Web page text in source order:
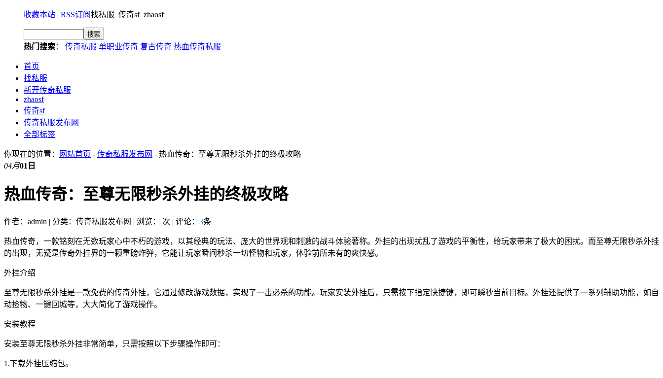
收藏本站 | RSS订阅找私服_传奇sf_zhaosf
热门搜索： 传奇私服 单职业传奇 复古传奇 热血传奇私服
首页
找私服
新开传奇私服
zhaosf
传奇sf
传奇私服发布网
全部标签
你现在的位置： 网站首页 - 传奇私服发布网 - 热血传奇：至尊无限秒杀外挂的终极攻略
04月01日
热血传奇：至尊无限秒杀外挂的终极攻略
作者：admin | 分类：传奇私服发布网 | 浏览： 次 | 评论： 3条
热血传奇，一款铭刻在无数玩家心中不朽的游戏，以其经典的玩法、庞大的世界观和刺激的战斗体验著称。外挂的出现扰乱了游戏的平衡性，给玩家带来了极大的困扰。而至尊无限秒杀外挂
的出现，无疑是传奇外挂界的一颗重磅炸弹，它能让玩家瞬间秒杀一切怪物和玩家，体验前所未有的爽快感。
外挂介绍
至尊无限秒杀外挂是一款免费的传奇外挂，它通过修改游戏数据，实现了一击必杀的功能。玩家安装外挂后，只需按下指定快捷键，即可瞬秒当前目标。外挂还提供了一系列辅助功能，如自
动捡物、一键回城等，大大简化了游戏操作。
安装教程
安装至尊无限秒杀外挂非常简单，只需按照以下步骤操作即可：
1.下载外挂压缩包。